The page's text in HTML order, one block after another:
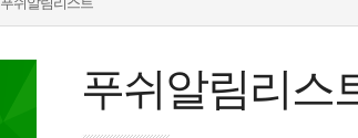
푸쉬알림리스